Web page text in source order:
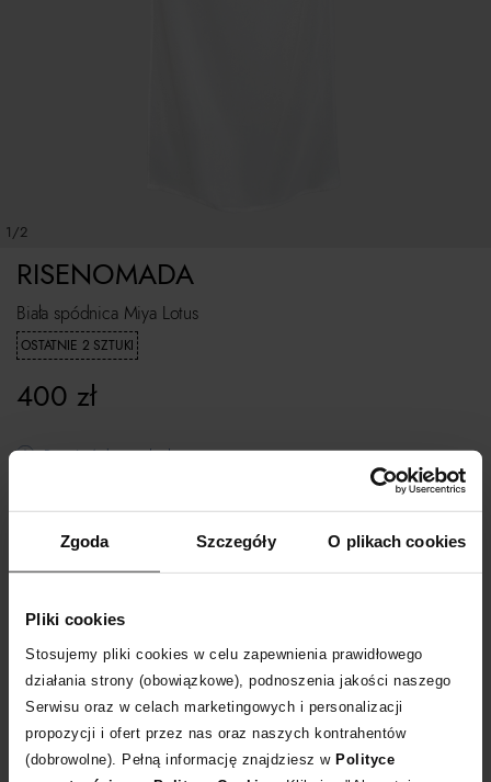
Zgoda Szczegóły O plikach cookies
Pliki cookies
Stosujemy pliki cookies w celu zapewnienia prawidłowego
działania strony (obowiązkowe), podnoszenia jakości naszego
Serwisu oraz w celach marketingowych i personalizacji
propozycji i ofert przez nas oraz naszych kontrahentów
(dobrowolne). Pełną informację znajdziesz w Polityce
1/2
Biała spódnica Miya Lotus
OSTATNIE 2 SZTUKI
RISENOMADA
400 zł
Rozmiarówka standardowa
WYBIERZ ROZMIAR
Dostawa od 0 zł
14 dni na zwrot towaru